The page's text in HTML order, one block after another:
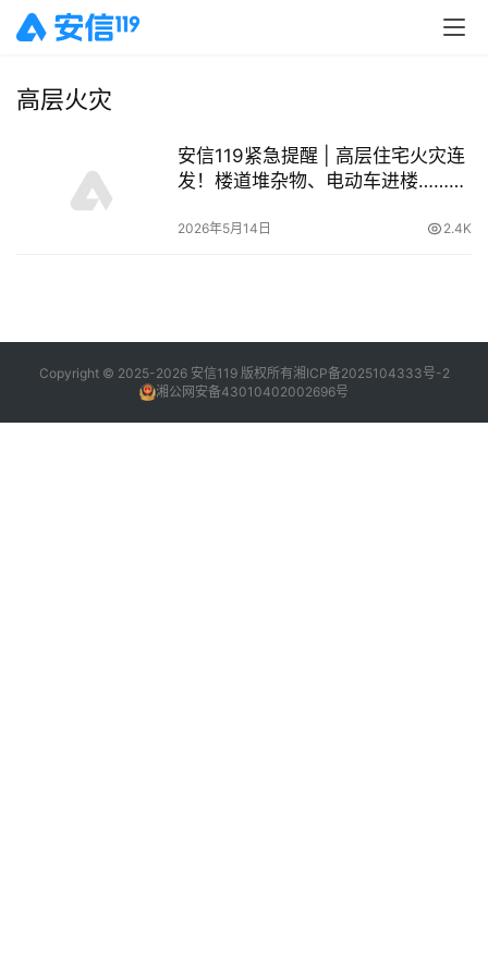
高层火灾
安信119紧急提醒 | 高层住宅火灾连
发！楼道堆杂物、电动车进楼……这
2026年5月14日 2.4K
Copyright © 2025-2026 安信119 版权所有湘ICP备2025104333号-2
湘公网安备43010402002696号